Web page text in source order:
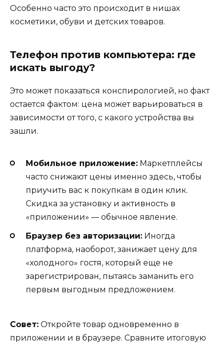
Особенно часто это происходит в нишах
косметики, обуви и детских товаров.
Телефон против компьютера: где
искать выгоду?
Это может показаться конспирологией, но факт
остается фактом: цена может варьироваться в
зависимости от того, с какого устройства вы
зашли.
Мобильное приложение: Маркетплейсы
часто снижают цены именно здесь, чтобы
приучить вас к покупкам в один клик.
Скидка за установку и активность в
«приложении» — обычное явление.
Браузер без авторизации: Иногда
платформа, наоборот, занижает цену для
«холодного» гостя, который еще не
зарегистрирован, пытаясь заманить его
первым выгодным предложением.
Совет: Откройте товар одновременно в
приложении и в браузере. Сравните итоговую